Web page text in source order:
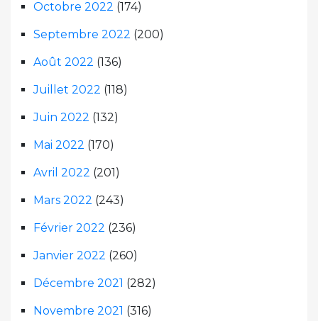
Octobre 2022 (174)
Septembre 2022 (200)
Août 2022 (136)
Juillet 2022 (118)
Juin 2022 (132)
Mai 2022 (170)
Avril 2022 (201)
Mars 2022 (243)
Février 2022 (236)
Janvier 2022 (260)
Décembre 2021 (282)
Novembre 2021 (316)